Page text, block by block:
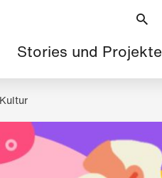
Hauptnavigation
Stories und Projekte